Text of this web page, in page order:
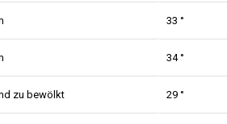
33 °
34 °
zu bewölkt 29 °